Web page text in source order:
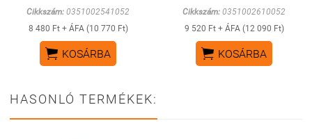
Cikkszám: 0351002541052
8 480 Ft + ÁFA (10 770 Ft)
 KOSÁRBA
Cikkszám: 0351002610052
9 520 Ft + ÁFA (12 090 Ft)
 KOSÁRBA
HASONLÓ TERMÉKEK: